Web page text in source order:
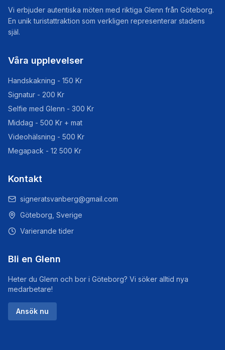
Vi erbjuder autentiska möten med riktiga Glenn från Göteborg.
En unik turistattraktion som verkligen representerar stadens
själ.
Våra upplevelser
Handskakning - 150 Kr
Signatur - 200 Kr
Selfie med Glenn - 300 Kr
Middag - 500 Kr + mat
Videohälsning - 500 Kr
Megapack - 12 500 Kr
Kontakt
signeratsvanberg@gmail.com
Göteborg, Sverige
Varierande tider
Bli en Glenn
Heter du Glenn och bor i Göteborg? Vi söker alltid nya
medarbetare!
Ansök nu